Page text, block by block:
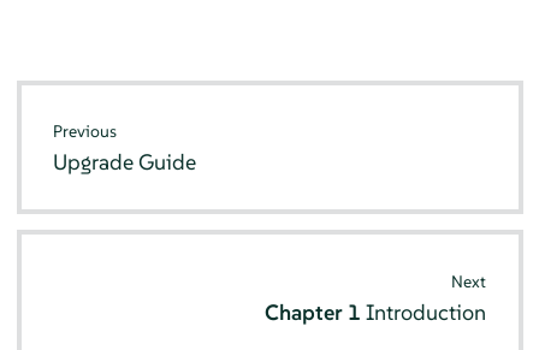
Previous
Upgrade Guide
Next
Chapter 1 Introduction